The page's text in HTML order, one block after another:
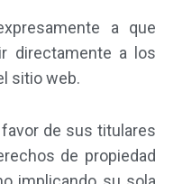
a que
directamente a los
sitio web.
de sus titulares
de propiedad